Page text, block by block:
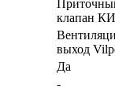
клапан
выход
Да
-